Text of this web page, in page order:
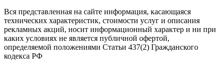
Вся представленная на сайте информация, касающаяся
технических характеристик, стоимости услуг и описания
рекламных акций, носит информационный характер и ни при
каких условиях не является публичной офертой,
определяемой положениями Статьи 437(2) Гражданского
кодекса РФ